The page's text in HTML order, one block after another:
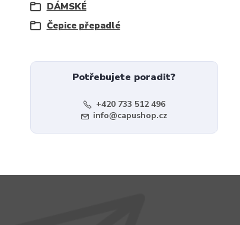
DÁMSKÉ
Čepice přepadlé
Potřebujete poradit?
+420 733 512 496
info@capushop.cz